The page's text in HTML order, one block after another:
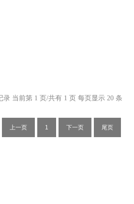
录 当前第 1 页/共有 1 页 每页显示 20 条
上一页 1 下一页 尾页